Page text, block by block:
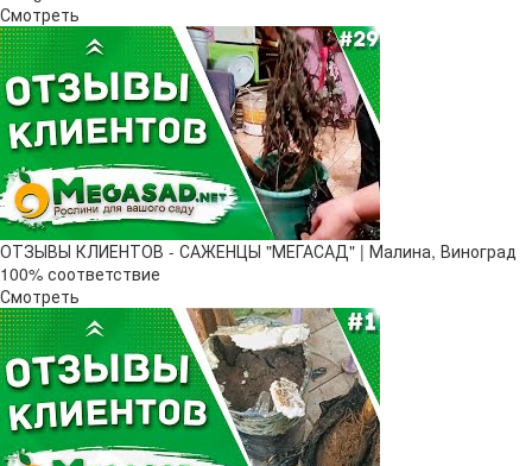
Смотреть
ОТЗЫВЫ КЛИЕНТОВ - САЖЕНЦЫ "МЕГАСАД" | Малина, Виноград
100% соответствие
Смотреть